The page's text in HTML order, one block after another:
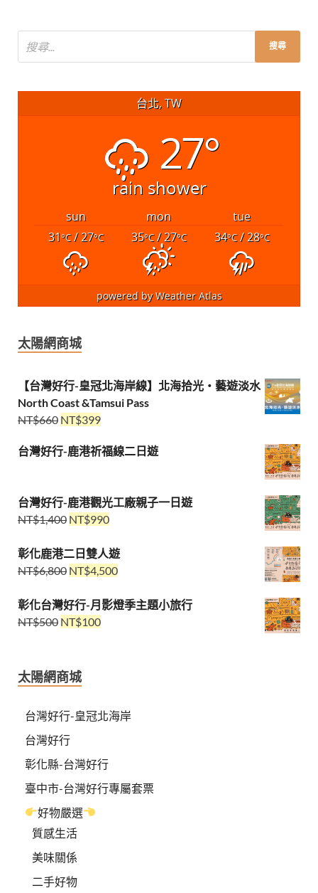
台北, TW
27°
rain shower
sun mon
tue
31°C/ 27°C 35°C/ 27°C 34°C/ 28°C
powered byWeather Atlas
太陽網商城
【台灣好行-皇冠北海岸線】北海拾光・藝遊淡水
North Coast &Tamsui Pass
NT$660 NT$399
台灣好行-鹿港祈福線二日遊
台灣好行-鹿港觀光工廠親子一日遊
NT$1,400 NT$990
彰化鹿港二日雙人遊
NT$6,800 NT$4,500
彰化台灣好行-月影燈季主題小旅行
NT$500 NT$100
太陽網商城
台灣好行-皇冠北海岸
台灣好行
彰化縣-台灣好行
臺中市-台灣好行專屬套票
好物嚴選
質感生活
美味關係
二手好物